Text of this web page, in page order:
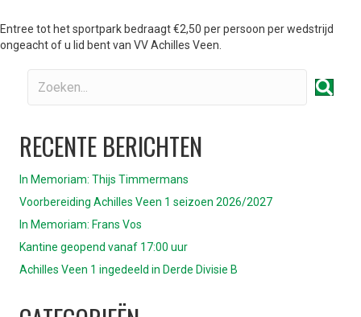
Entree tot het sportpark bedraagt €2,50 per persoon per wedstrijd
ongeacht of u lid bent van VV Achilles Veen.
RECENTE BERICHTEN
In Memoriam: Thijs Timmermans
Voorbereiding Achilles Veen 1 seizoen 2026/2027
In Memoriam: Frans Vos
Kantine geopend vanaf 17:00 uur
Achilles Veen 1 ingedeeld in Derde Divisie B